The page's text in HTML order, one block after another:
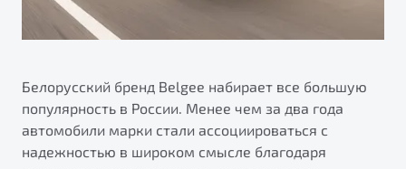
Обзор В наличии
Belgee Плюс
Клиентская поддержка
Помощь на дорогах
Белорусский бренд Belgee набирает все большую
популярность в России. Менее чем за два года
автомобили марки стали ассоциироваться с
надежностью в широком смысле благодаря